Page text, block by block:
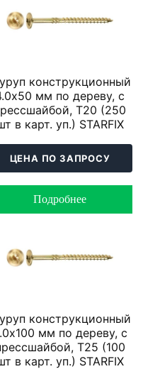
конструкционный
мм по дереву, с
T20 (250
в карт. уп.) STARFIX
ЦЕНА ПО ЗАПРОСУ
Подробнее
конструкционный
мм по дереву, с
T25 (100
в карт. уп.) STARFIX